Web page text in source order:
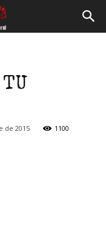
de 2015
1100